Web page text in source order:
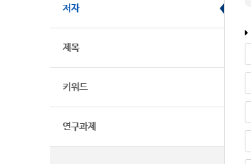
저자
제목
키워드
연구과제